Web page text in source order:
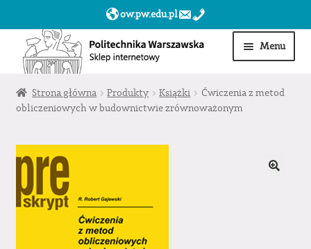
ow.pw.edu.pl
Przejdź
do
nawigacji
Przejdź
do
treści
Menu
Start
Moje konto
Obserwowane
Sklep dla jednostek PW »
Strona główna Produkty Książki
Ćwiczenia z metod
obliczeniowych w budownictwie zrównoważonym